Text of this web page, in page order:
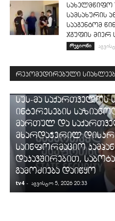
სახელმწიფო
სამსახურის
სააგენტომ
ჯგუფის მიერ
რეგიონი
რეკომედირებული
სუს-მა საქართველოს
ინტერესების
მართულ და
მხარდაჭერილ
საინფორმაციო
დაკავშირებით,
გამოძიება დაიწყო
tv4 - აგვისტო 5, 2026 20:33